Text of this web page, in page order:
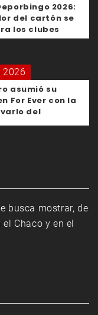
2026:
del cartón se
los clubes
2026
asumió su
For Ever con la
del
busca mostrar, de
Chaco y en el